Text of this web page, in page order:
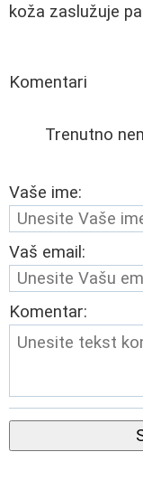
koža zaslužuje
Komentari
Trenutno
Vaše ime:
Vaš email:
Komentar: